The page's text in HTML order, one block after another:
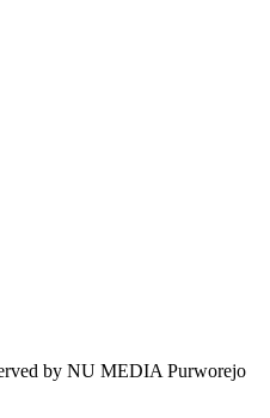
by NU MEDIA Purworejo